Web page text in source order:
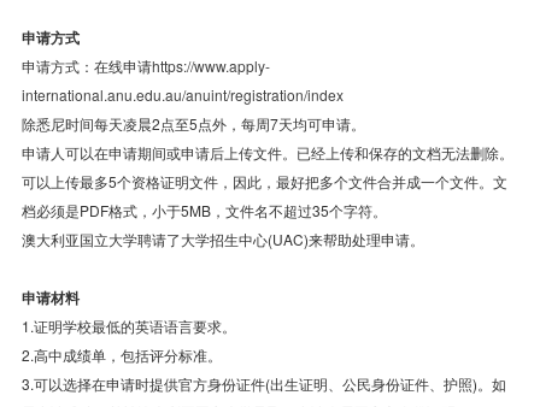
申请方式
申请方式：在线申请https://www.apply-
international.anu.edu.au/anuint/registration/index
除悉尼时间每天凌晨2点至5点外，每周7天均可申请。
申请人可以在申请期间或申请后上传文件。已经上传和保存的文档无法删除。
可以上传最多5个资格证明文件，因此，最好把多个文件合并成一个文件。文
档必须是PDF格式，小于5MB，文件名不超过35个字符。
澳大利亚国立大学聘请了大学招生中心(UAC)来帮助处理申请。
申请材料
1.证明学校最低的英语语言要求。
2.高中成绩单，包括评分标准。
3.可以选择在申请时提供官方身份证件(出生证明、公民身份证件、护照)。如